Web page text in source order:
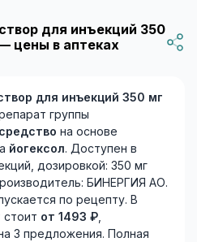
для инъекций 350
цены в аптеках
для инъекций 350 мг
группы
на основе
йогексол. Доступен в
дозировкой: 350 мг
БИНЕРГИЯ АО.
по рецепту. В
стоит от 1493 ₽,
3 предложения. Полная